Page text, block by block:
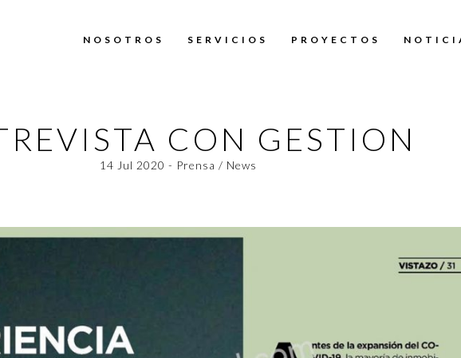
NOSOTROS SERVICIOS PROYECTOS
CON GESTION
14 Jul 2020 - Prensa / News